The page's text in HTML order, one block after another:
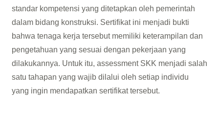
standar kompetensi yang ditetapkan oleh pemerintah
dalam bidang konstruksi. Sertifikat ini menjadi bukti
bahwa tenaga kerja tersebut memiliki keterampilan dan
pengetahuan yang sesuai dengan pekerjaan yang
dilakukannya. Untuk itu, assessment SKK menjadi salah
satu tahapan yang wajib dilalui oleh setiap individu
yang ingin mendapatkan sertifikat tersebut.